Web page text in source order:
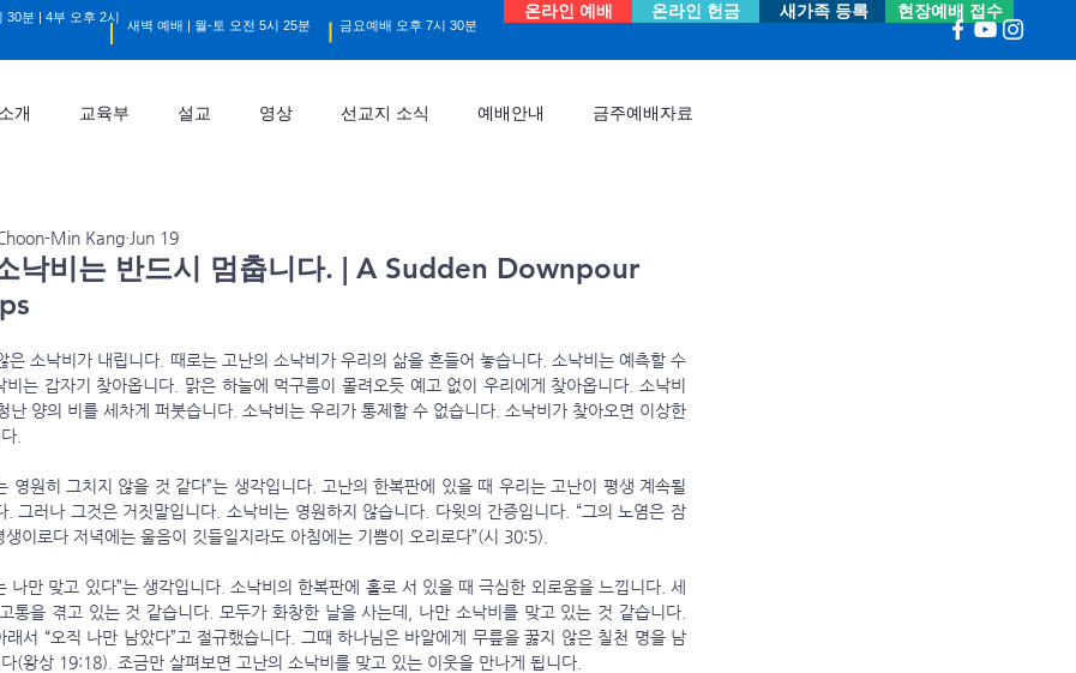
개 교육부 설교 영상 선교지 소식 예배안내 금주예배자료
30분 | 4부 오후 2시
새벽 예배 | 월-토 오전 5시 25분 금요예배 오후 7시 30분
온라인 헌금 새가족 등록 현장예배 접수
온라인 예배
낙비는 반드시 멈춥니다. | A Sudden Downpour
Min Kang Jun 19
소낙비가 내립니다. 때로는 고난의 소낙비가 우리의 삶을 흔들어 놓습니다. 소낙비는 예측할 수
비는 갑자기 찾아옵니다. 맑은 하늘에 먹구름이 몰려오듯 예고 없이 우리에게 찾아옵니다. 소낙비
난 양의 비를 세차게 퍼붓습니다. 소낙비는 우리가 통제할 수 없습니다. 소낙비가 찾아오면 이상한
.
. 그러나 그것은 거짓말입니다. 소낙비는 영원하지 않습니다. 다윗의 간증입니다. “그의 노염은 잠
이로다 저녁에는 울음이 깃들일지라도 아침에는 기쁨이 오리로다”(시 30:5).
통을 겪고 있는 것 같습니다. 모두가 화창한 날을 사는데, 나만 소낙비를 맞고 있는 것 같습니다.
래서 “오직 나만 남았다”고 절규했습니다. 그때 하나님은 바알에게 무릎을 꿇지 않은 칠천 명을 남
(왕상 19:18). 조금만 살펴보면 고난의 소낙비를 맞고 있는 이웃을 만나게 됩니다.